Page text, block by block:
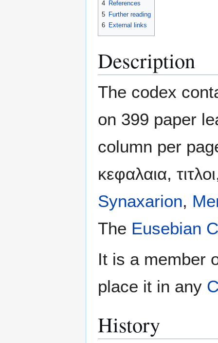
4 References
5 Further reading
6 External links
Description
The codex
on 399 paper
column per
κεφαλαια,
Synaxarion,
The Eusebian
It is a member
place it in any
History